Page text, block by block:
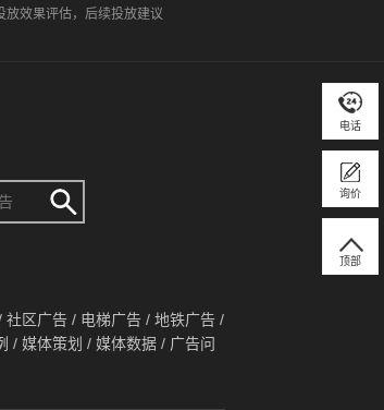
放效果评估，后续投放建议
社区广告 / 电梯广告 / 地铁广告 /
/ 媒体策划 / 媒体数据 / 广告问
电话
询价
顶部